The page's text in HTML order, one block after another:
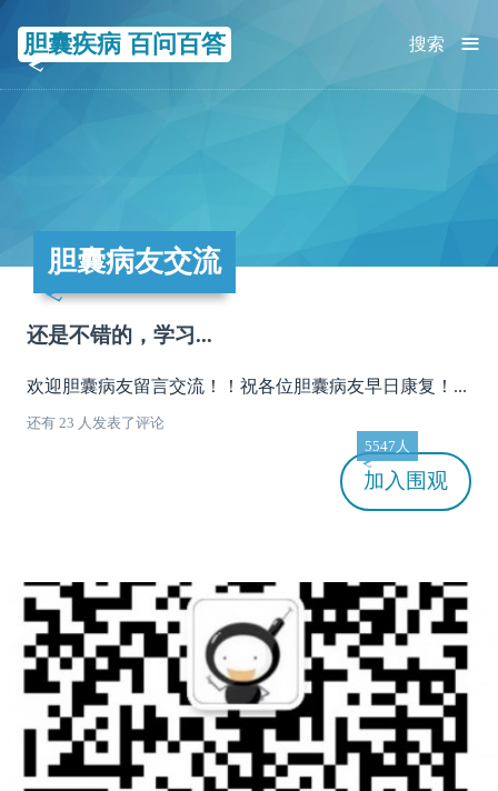
胆囊疾病 百问百答 ≡
搜索
胆囊病友交流
还是不错的，学习...
欢迎胆囊病友留言交流！！祝各位胆囊病友早日康复！...
还有 23 人发表了评论
加入
5547人
围观